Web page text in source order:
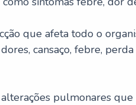
que afeta todo o
cansaço, febre,
pulmonares que